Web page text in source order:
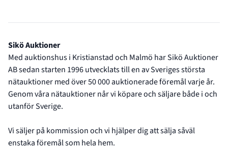
Auktionshusets profil
Sikö Auktioner
Med auktionshus i Kristianstad och Malmö har Sikö Auktioner
AB sedan starten 1996 utvecklats till en av Sveriges största
nätauktioner med över 50 000 auktionerade föremål varje år.
Genom våra nätauktioner når vi köpare och säljare både i och
utanför Sverige.
Vi säljer på kommission och vi hjälper dig att sälja såväl
enstaka föremål som hela hem.